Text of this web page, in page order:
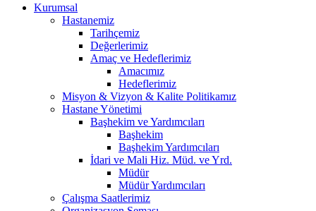
Kurumsal
Hastanemiz
Tarihçemiz
Değerlerimiz
Amaç ve Hedeflerimiz
Amacımız
Hedeflerimiz
Misyon & Vizyon & Kalite Politikamız
Hastane Yönetimi
Başhekim ve Yardımcıları
Başhekim
Başhekim Yardımcıları
İdari ve Mali Hiz. Müd. ve Yrd.
Müdür
Müdür Yardımcıları
Çalışma Saatlerimiz